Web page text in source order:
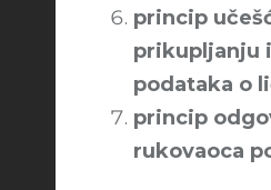
princip
prikupljanju
podataka o
princip
rukovaoca